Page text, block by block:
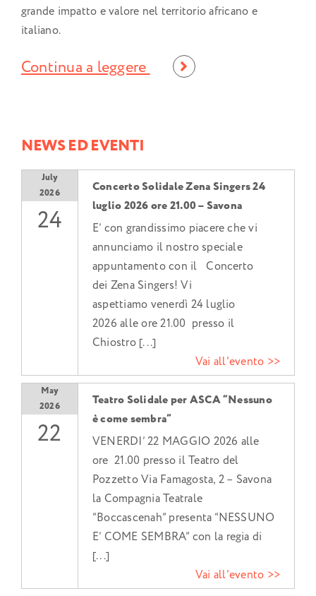
grande impatto e valore nel territorio africano e
italiano.
Continua a leggere
NEWS ED EVENTI
July
2026
24
Concerto Solidale Zena Singers 24
luglio 2026 ore 21.00 – Savona
E’ con grandissimo piacere che vi
annunciamo il nostro speciale
appuntamento con il Concerto
dei Zena Singers! Vi
aspettiamo venerdì 24 luglio
2026 alle ore 21.00 presso il
Chiostro [...]
Vai all'evento >>
May
2026
22
Teatro Solidale per ASCA “Nessuno
è come sembra”
VENERDI’ 22 MAGGIO 2026 alle
ore 21.00 presso il Teatro del
Pozzetto Via Famagosta, 2 – Savona
la Compagnia Teatrale
“Boccascenah” presenta “NESSUNO
E’ COME SEMBRA” con la regia di
[...]
Vai all'evento >>